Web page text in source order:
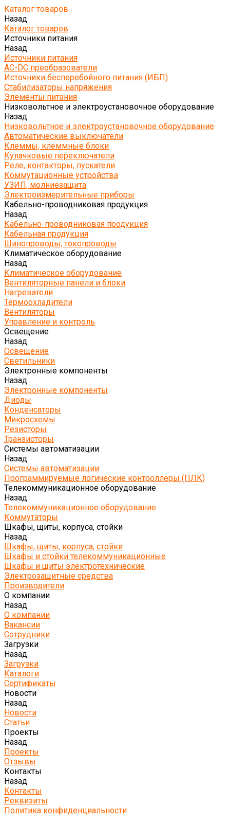
Каталог товаров
Назад
Каталог товаров
Источники питания
Назад
Источники питания
AC-DC преобразователи
Источники бесперебойного питания (ИБП)
Стабилизаторы напряжения
Элементы питания
Низковольтное и электроустановочное оборудование
Назад
Низковольтное и электроустановочное оборудование
Автоматические выключатели
Клеммы, клеммные блоки
Кулачковые переключатели
Реле, контакторы, пускатели
Коммутационные устройства
УЗИП, молниезащита
Электроизмерительные приборы
Кабельно-проводниковая продукция
Назад
Кабельно-проводниковая продукция
Кабельная продукция
Шинопроводы, токопроводы
Климатическое оборудование
Назад
Климатическое оборудование
Вентиляторные панели и блоки
Нагреватели
Термоохладители
Вентиляторы
Управление и контроль
Освещение
Назад
Освещение
Светильники
Электронные компоненты
Назад
Электронные компоненты
Диоды
Конденсаторы
Микросхемы
Резисторы
Транзисторы
Системы автоматизации
Назад
Системы автоматизации
Программируемые логические контроллеры (ПЛК)
Телекоммуникационное оборудование
Назад
Телекоммуникационное оборудование
Коммутаторы
Шкафы, щиты, корпуса, стойки
Назад
Шкафы, щиты, корпуса, стойки
Шкафы и стойки телекоммуникационные
Шкафы и щиты электротехнические
Электрозащитные средства
Производители
О компании
Назад
О компании
Вакансии
Сотрудники
Загрузки
Назад
Загрузки
Каталоги
Сертификаты
Новости
Назад
Новости
Статьи
Проекты
Назад
Проекты
Отзывы
Контакты
Назад
Контакты
Реквизиты
Политика конфиденциальности